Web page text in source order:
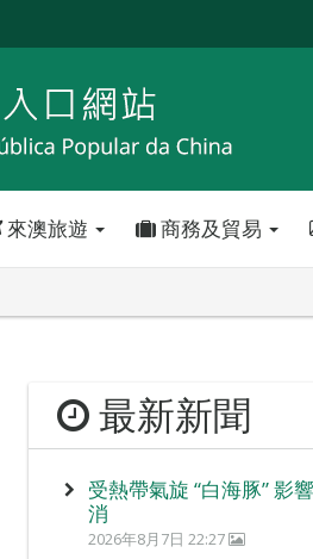
來澳旅遊 商務及貿易
最新新聞
受熱帶氣旋 “白海豚”
消
2026年8月7日 22:27